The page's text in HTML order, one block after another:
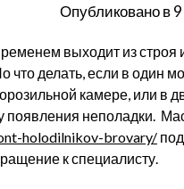
Опубликовано в
выходит из строя
что делать, если в один
камере, или в
появления неполадки.
holodilnikov-brovary/
к специалисту.